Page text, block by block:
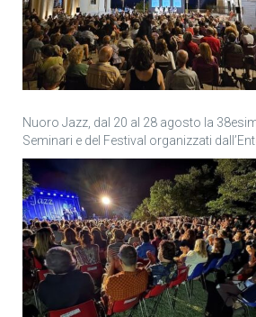
Nuoro Jazz, dal 20 al 28 agosto la
Seminari e del Festival organizzati